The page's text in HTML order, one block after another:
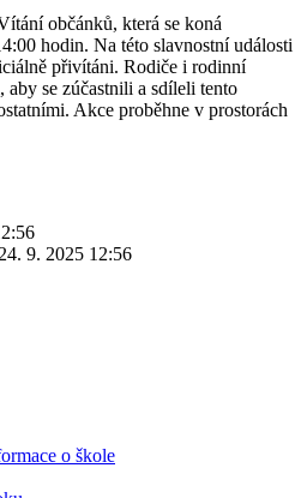
občánků, která se koná
hodin. Na této slavnostní události
přivítáni. Rodiče i rodinní
aby se zúčastnili a sdíleli tento
Akce proběhne v prostorách
9. 2025 12:56
o škole